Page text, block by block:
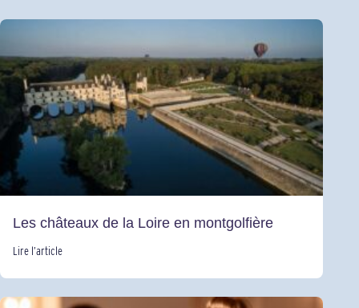
Les châteaux de la Loire en montgolfière
Lire l’article